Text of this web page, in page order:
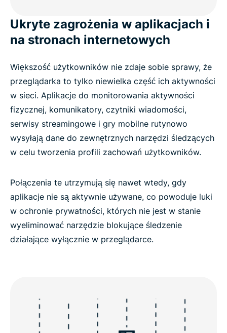
Ukryte zagrożenia w aplikacjach i
na stronach internetowych
Większość użytkowników nie zdaje sobie sprawy, że
przeglądarka to tylko niewielka część ich aktywności
w sieci. Aplikacje do monitorowania aktywności
fizycznej, komunikatory, czytniki wiadomości,
serwisy streamingowe i gry mobilne rutynowo
wysyłają dane do zewnętrznych narzędzi śledzących
w celu tworzenia profili zachowań użytkowników.
Połączenia te utrzymują się nawet wtedy, gdy
aplikacje nie są aktywnie używane, co powoduje luki
w ochronie prywatności, których nie jest w stanie
wyeliminować narzędzie blokujące śledzenie
działające wyłącznie w przeglądarce.